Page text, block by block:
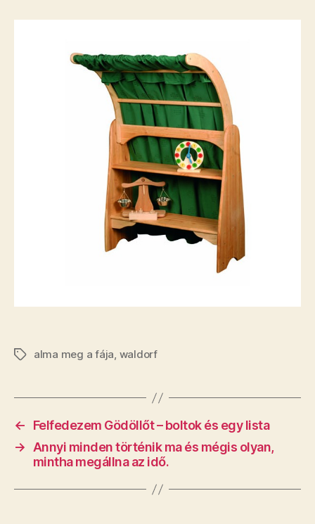
Címkékalma meg a fája, waldorf
←
Felfedezem Gödöllőt – boltok és egy lista
→
Annyi minden történik ma és mégis olyan,
mintha megállna az idő.